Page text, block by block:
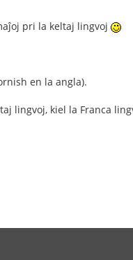
pri la keltaj lingvoj
en la angla).
lingvoj, kiel la Franca